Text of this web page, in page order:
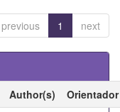
previous 1 next
Author(s)
Orientador